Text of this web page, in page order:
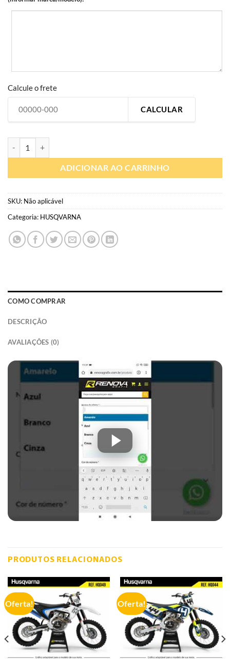
Calcule o frete
CALCULAR
ADICIONAR AO CARRINHO
SKU: Não aplicável
Categoria: HUSQVARNA
COMO COMPRAR
DESCRIÇÃO
AVALIAÇÕES (0)
PRODUTOS RELACIONADOS
Oferta! Oferta!